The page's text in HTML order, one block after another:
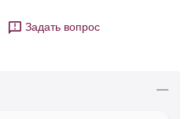
Задать вопрос